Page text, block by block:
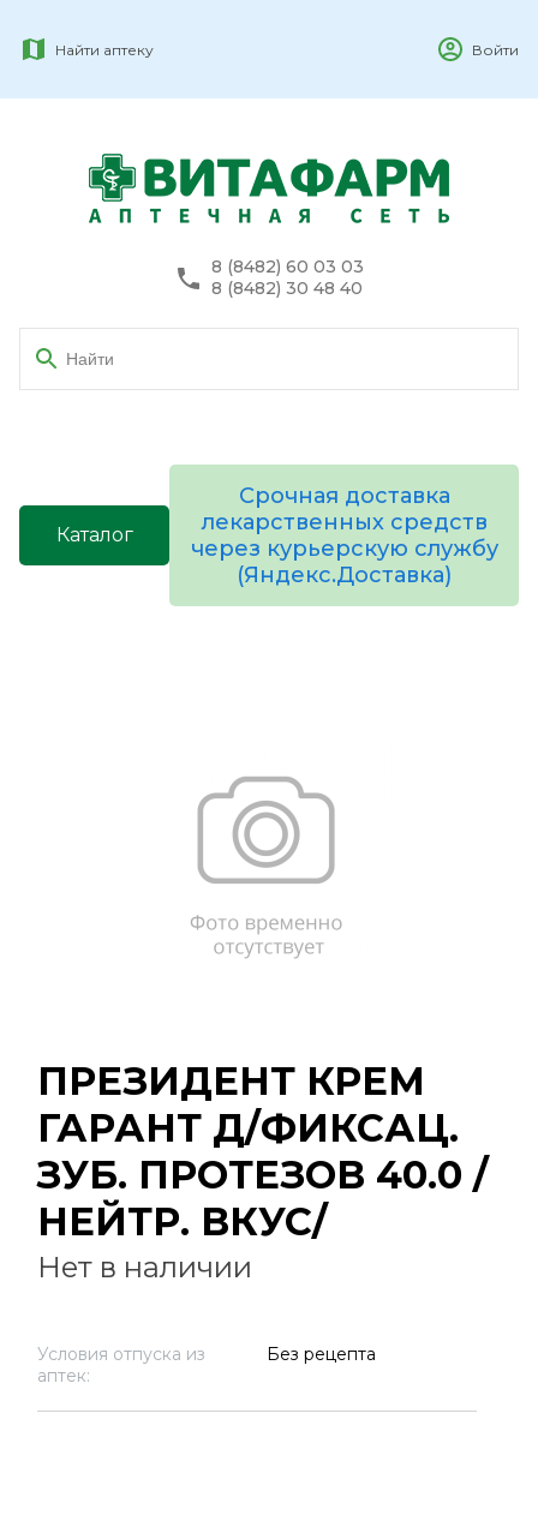
Найти аптеку Войти
8 (8482) 60 03 03
8 (8482) 30 48 40
Каталог
Срочная доставка
лекарственных средств
через курьерскую службу
(Яндекс.Доставка)
ПРЕЗИДЕНТ КРЕМ
ГАРАНТ Д/ФИКСАЦ.
ЗУБ. ПРОТЕЗОВ 40.0 /
НЕЙТР. ВКУС/
Нет в наличии
Условия отпуска из
аптек:
Без рецепта